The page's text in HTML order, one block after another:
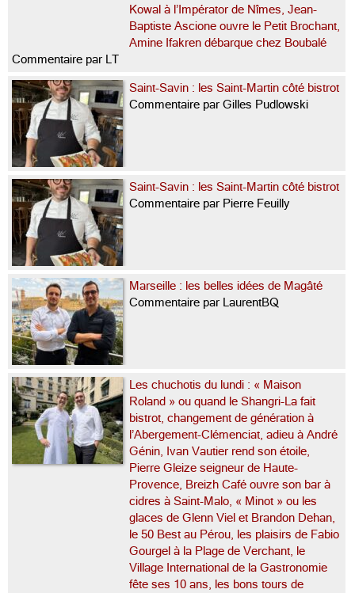
Kowal à l’Impérator de Nîmes, Jean-
Baptiste Ascione ouvre le Petit Brochant,
Amine Ifakren débarque chez Boubalé
Commentaire par LT
Saint-Savin : les Saint-Martin côté bistrot
Commentaire par Gilles Pudlowski
Saint-Savin : les Saint-Martin côté bistrot
Commentaire par Pierre Feuilly
Marseille : les belles idées de Magâté
Commentaire par LaurentBQ
Les chuchotis du lundi : « Maison
Roland » ou quand le Shangri-La fait
bistrot, changement de génération à
l’Abergement-Clémenciat, adieu à André
Génin, Ivan Vautier rend son étoile,
Pierre Gleize seigneur de Haute-
Provence, Breizh Café ouvre son bar à
cidres à Saint-Malo, « Minot » ou les
glaces de Glenn Viel et Brandon Dehan,
le 50 Best au Pérou, les plaisirs de Fabio
Gourgel à la Plage de Verchant, le
Village International de la Gastronomie
fête ses 10 ans, les bons tours de